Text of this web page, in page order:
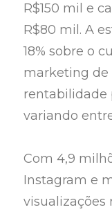
R$150 mil e
R$80 mil. A
18% sobre o
marketing de
rentabilidade
variando entre
Com 4,9
Instagram e
visualizações